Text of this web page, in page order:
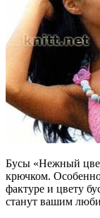
Бусы «Нежный
крючком.
фактуре и цвету
станут вашим